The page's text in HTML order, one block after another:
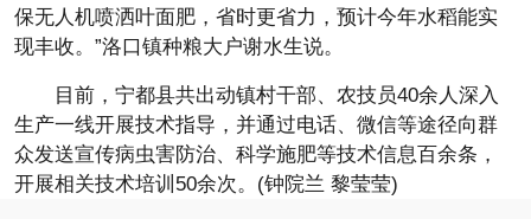
保无人机喷洒叶面肥，省时更省力，预计今年水稻能实
现丰收。”洛口镇种粮大户谢水生说。
目前，宁都县共出动镇村干部、农技员40余人深入
生产一线开展技术指导，并通过电话、微信等途径向群
众发送宣传病虫害防治、科学施肥等技术信息百余条，
开展相关技术培训50余次。(钟院兰 黎莹莹)